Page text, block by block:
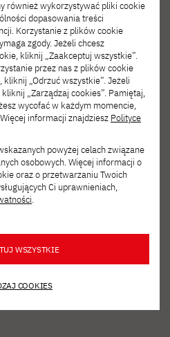
konfliktom
działania mające
etycznej
studentów i
Komisji jest ocena
badań naukowych
ze standardami
czy planowane
badania, a także
również wykorzystywać pliki cookie
dopasowania treści
Korzystanie z plików cookie
zgody. Jeżeli chcesz
kliknij „Zaakceptuj wszystkie”.
przez nas z plików cookie
„Odrzuć wszystkie”. Jeżeli
„Zarządzaj cookies”. Pamiętaj,
wycofać w każdym momencie,
informacji znajdziesz Polityce
powyżej celach związane
osobowych. Więcej informacji o
oraz o przetwarzaniu Twoich
Ci uprawnieniach,
.
WSZYSTKIE
COOKIES